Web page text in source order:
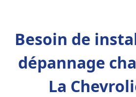
Besoin de
dépannage
La